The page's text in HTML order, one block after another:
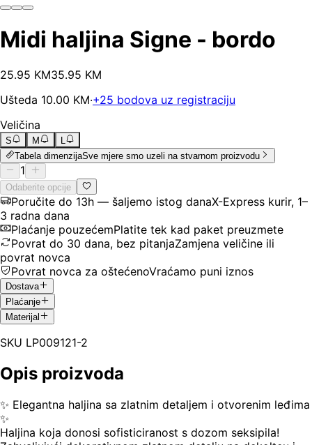
Midi haljina Signe - bordo
25.95 KM35.95 KM
Ušteda 10.00 KM·+25 bodova uz registraciju
Veličina
S M
L
Tabela dimenzijaSve mjere smo uzeli na stvarnom proizvodu
1
Odaberite opcije
Poručite do 13h — šaljemo istog danaX-Express kurir, 1–
3 radna dana
Plaćanje pouzećemPlatite tek kad paket preuzmete
Povrat do 30 dana, bez pitanjaZamjena veličine ili
povrat novca
Povrat novca za oštećenoVraćamo puni iznos
Dostava
Plaćanje
Materijal
SKU LP009121-2
Opis proizvoda
✨ Elegantna haljina sa zlatnim detaljem i otvorenim leđima
✨
Haljina koja donosi sofisticiranost s dozom seksipila!